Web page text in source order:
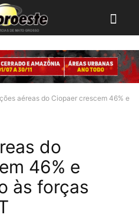
aéreas do Ciopaer crescem 46% e
do
46% e
às forças